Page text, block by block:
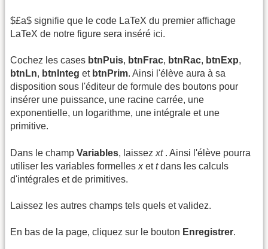
$£a$ signifie que le code LaTeX du premier affichage
LaTeX de notre figure sera inséré ici.
Cochez les cases btnPuis, btnFrac, btnRac, btnExp,
btnLn, btnInteg et btnPrim. Ainsi l'élève aura à sa
disposition sous l'éditeur de formule des boutons pour
insérer une puissance, une racine carrée, une
exponentielle, un logarithme, une intégrale et une
primitive.
Dans le champ Variables, laissez xt. Ainsi l'élève pourra
utiliser les variables formelles xettdans les calculs
d'intégrales et de primitives.
Laissez les autres champs tels quels et validez.
En bas de la page, cliquez sur le bouton Enregistrer.